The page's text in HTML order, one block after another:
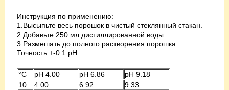
Инструкция по применению:
1.Высыпьте весь порошок в чистый стеклянный стакан.
2.Добавьте 250 мл дистиллированной воды.
3.Размешать до полного растворения порошка.
Точность +-0.1 pH
°С pH 4.00 pH 6.86
pH 9.18
10
4.00 6.92
9.33